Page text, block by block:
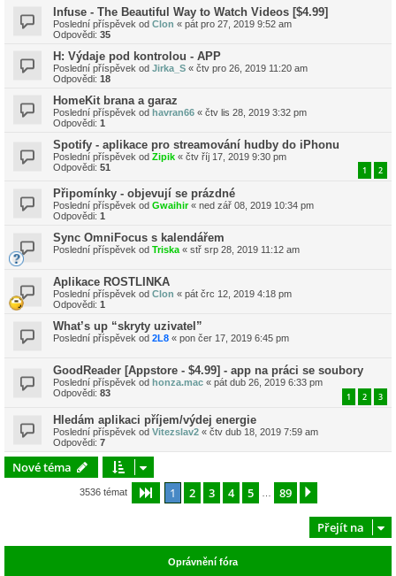
Infuse - The Beautiful Way to Watch Videos [$4.99]
Poslední příspěvek od Clon « pát pro 27, 2019 9:52 am
Odpovědi: 35
H: Výdaje pod kontrolou - APP
Poslední příspěvek od Jirka_S « čtv pro 26, 2019 11:20 am
Odpovědi: 18
HomeKit brana a garaz
Poslední příspěvek od havran66 « čtv lis 28, 2019 3:32 pm
Odpovědi: 1
Spotify - aplikace pro streamování hudby do iPhonu
Poslední příspěvek od Zipik « čtv říj 17, 2019 9:30 pm
Odpovědi: 51 1 2
Připomínky - objevují se prázdné
Poslední příspěvek od Gwaihir« ned zář 08, 2019 10:34 pm
Odpovědi: 1
Sync OmniFocus s kalendářem
Poslední příspěvek od Triska« stř srp 28, 2019 11:12 am
Aplikace ROSTLINKA
Poslední příspěvek od Clon « pát črc 12, 2019 4:18 pm
Odpovědi: 1
What’s up “skryty uzivatel”
Poslední příspěvek od 2L8 « pon čer 17, 2019 6:45 pm
GoodReader [Appstore - $4.99] - app na práci se soubory
Poslední příspěvek od honza.mac « pát dub 26, 2019 6:33 pm
Odpovědi: 83 1 2 3
Hledám aplikaci příjem/výdej energie
Poslední příspěvek od Vitezslav2 « čtv dub 18, 2019 7:59 am
Odpovědi: 7
Nové téma
3536 témat Stránka z 89
1 2 3 4 5 89
Přejít na
Oprávnění fóra